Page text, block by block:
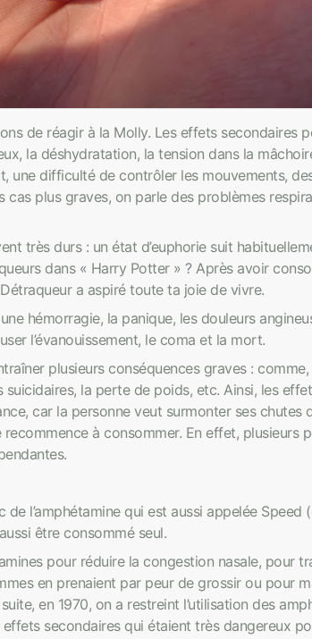
de réagir à la Molly. Les effets secondaires
la déshydratation, la tension dans la
une difficulté de contrôler les mouvements,
cas plus graves, on parle des problèmes
très durs : un état d’euphorie suit
dans « Harry Potter » ? Après avoir
a aspiré toute ta joie de vivre.
hémorragie, la panique, les douleurs
l’évanouissement, le coma et la mort.
plusieurs conséquences graves : comme,
suicidaires, la perte de poids, etc. Ainsi, les
car la personne veut surmonter ses chutes
à consommer. En effet, plusieurs
l’amphétamine qui est aussi appelée Speed
être consommé seul.
pour réduire la congestion nasale, pour
en prenaient par peur de grossir ou pour
en 1970, on a restreint l’utilisation des
secondaires qui étaient très dangereux